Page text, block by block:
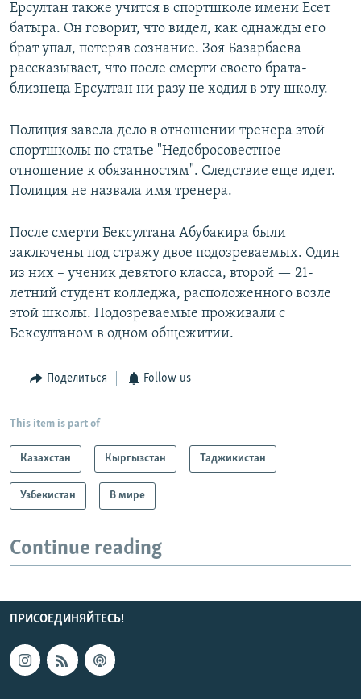
Ерсултан также учится в спортшколе имени Есет
батыра. Он говорит, что видел, как однажды его
брат упал, потеряв сознание. Зоя Базарбаева
рассказывает, что после смерти своего брата-
близнеца Ерсултан ни разу не ходил в эту школу.
Полиция завела дело в отношении тренера этой
спортшколы по статье "Недобросовестное
отношение к обязанностям". Следствие еще идет.
Полиция не назвала имя тренера.
После смерти Бексултана Абубакира были
заключены под стражу двое подозреваемых. Один
из них – ученик девятого класса, второй — 21-
летний студент колледжа, расположенного возле
этой школы. Подозреваемые проживали с
Бексултаном в одном общежитии.
Поделиться Follow us
This item is part of
Казахстан Кыргызстан Таджикистан
Узбекистан В мире
Continue reading
ПРИСОЕДИНЯЙТЕСЬ!